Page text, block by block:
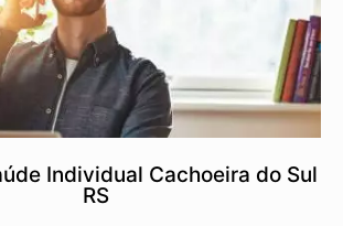
Individual Cachoeira do Sul
RS